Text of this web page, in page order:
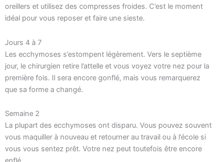
oreillers et utilisez des compresses froides. C’est le moment
idéal pour vous reposer et faire une sieste.
Jours 4 à 7
Les ecchymoses s’estompent légèrement. Vers le septième
jour, le chirurgien retire l’attelle et vous voyez votre nez pour la
première fois. Il sera encore gonflé, mais vous remarquerez
que sa forme a changé.
Semaine 2
La plupart des ecchymoses ont disparu. Vous pouvez souvent
vous maquiller à nouveau et retourner au travail ou à l’école si
vous vous sentez prêt. Votre nez peut toutefois être encore